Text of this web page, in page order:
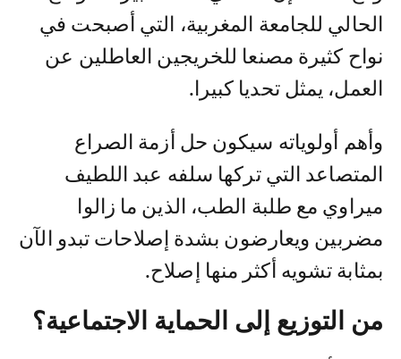
الحالي للجامعة المغربية، التي أصبحت في
نواح كثيرة مصنعا للخريجين العاطلين عن
العمل، يمثل تحديا كبيرا.
وأهم أولوياته سيكون حل أزمة الصراع
المتصاعد التي تركها سلفه عبد اللطيف
ميراوي مع طلبة الطب، الذين ما زالوا
مضربين ويعارضون بشدة إصلاحات تبدو الآن
بمثابة تشويه أكثر منها إصلاح.
من التوزيع إلى الحماية الاجتماعية؟